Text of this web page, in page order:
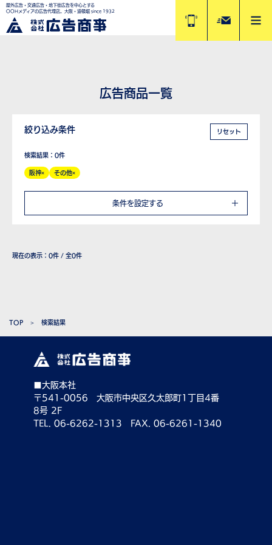
屋外広告・交通広告・地下街広告を中心とする
OOHメディアの広告代理店。大阪・道頓堀 since 1932
広告商品一覧
絞り込み条件 リセット
検索結果：0件
阪神 その他
条件を設定する
現在の表示： 0件 / 全0件
TOP 検索結果
■大阪本社
〒541-0056 大阪市中央区久太郎町1丁目4番
8号 2F
TEL. 06-6262-1313 FAX. 06-6261-1340